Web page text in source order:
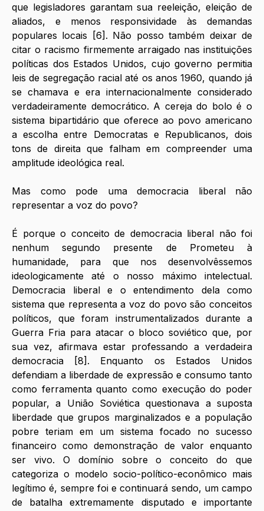
que legisladores garantam sua reeleição, eleição de
aliados, e menos responsividade às demandas
populares locais [6]. Não posso também deixar de
citar o racismo firmemente arraigado nas instituições
políticas dos Estados Unidos, cujo governo permitia
leis de segregação racial até os anos 1960, quando já
se chamava e era internacionalmente considerado
verdadeiramente democrático. A cereja do bolo é o
sistema bipartidário que oferece ao povo americano
a escolha entre Democratas e Republicanos, dois
tons de direita que falham em compreender uma
amplitude ideológica real.
Mas como pode uma democracia liberal não
representar a voz do povo?
É porque o conceito de democracia liberal não foi
nenhum segundo presente de Prometeu à
humanidade, para que nos desenvolvêssemos
ideologicamente até o nosso máximo intelectual.
Democracia liberal e o entendimento dela como
sistema que representa a voz do povo são conceitos
políticos, que foram instrumentalizados durante a
Guerra Fria para atacar o bloco soviético que, por
sua vez, afirmava estar professando a verdadeira
democracia [8]. Enquanto os Estados Unidos
defendiam a liberdade de expressão e consumo tanto
como ferramenta quanto como execução do poder
popular, a União Soviética questionava a suposta
liberdade que grupos marginalizados e a população
pobre teriam em um sistema focado no sucesso
financeiro como demonstração de valor enquanto
ser vivo. O domínio sobre o conceito do que
categoriza o modelo socio-político-econômico mais
legítimo é, sempre foi e continuará sendo, um campo
de batalha extremamente disputado e importante